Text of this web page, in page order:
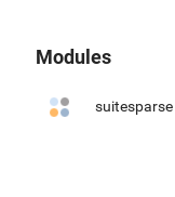
Modules
suitesparse